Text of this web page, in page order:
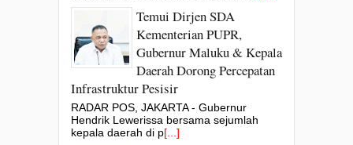
Temui Dirjen SDA
Kementerian PUPR,
Gubernur Maluku & Kepala
Daerah Dorong Percepatan
Infrastruktur Pesisir
RADAR POS, JAKARTA - Gubernur
Hendrik Lewerissa bersama sejumlah
kepala daerah di p[...]